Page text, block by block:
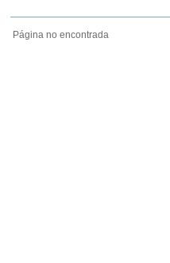
Página no encontrada